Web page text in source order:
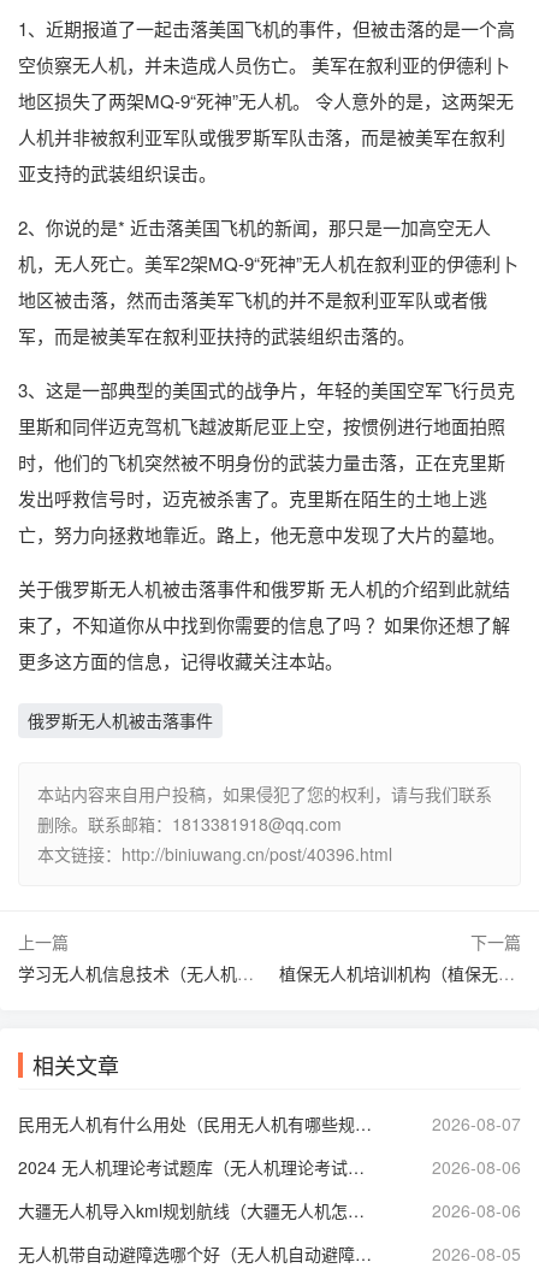
1、近期报道了一起击落美国飞机的事件，但被击落的是一个高
空侦察无人机，并未造成人员伤亡。 美军在叙利亚的伊德利卜
地区损失了两架MQ-9“死神”无人机。 令人意外的是，这两架无
人机并非被叙利亚军队或俄罗斯军队击落，而是被美军在叙利
亚支持的武装组织误击。
2、你说的是* 近击落美国飞机的新闻，那只是一加高空无人
机，无人死亡。美军2架MQ-9“死神”无人机在叙利亚的伊德利卜
地区被击落，然而击落美军飞机的并不是叙利亚军队或者俄
军，而是被美军在叙利亚扶持的武装组织击落的。
3、这是一部典型的美国式的战争片，年轻的美国空军飞行员克
里斯和同伴迈克驾机飞越波斯尼亚上空，按惯例进行地面拍照
时，他们的飞机突然被不明身份的武装力量击落，正在克里斯
发出呼救信号时，迈克被杀害了。克里斯在陌生的土地上逃
亡，努力向拯救地靠近。路上，他无意中发现了大片的墓地。
关于俄罗斯无人机被击落事件和俄罗斯 无人机的介绍到此就结
束了，不知道你从中找到你需要的信息了吗 ？如果你还想了解
更多这方面的信息，记得收藏关注本站。
俄罗斯无人机被击落事件
本站内容来自用户投稿，如果侵犯了您的权利，请与我们联系
删除。联系邮箱：1813381918@qq.com
本文链接：http://biniuwang.cn/post/40396.html
上一篇
学习无人机信息技术（无人机技术课程）
下一篇
植保无人机培训机构（植保无人机在哪里考证）
相关文章
民用无人机有什么用处（民用无人机有哪些规定内容）
2026-08-07
2024 无人机理论考试题库（无人机理论考试题库免费下载）
2026-08-06
大疆无人机导入kml规划航线（大疆无人机怎么设置航线起止点）
2026-08-06
无人机带自动避障选哪个好（无人机自动避障和GPS哪个好）
2026-08-05